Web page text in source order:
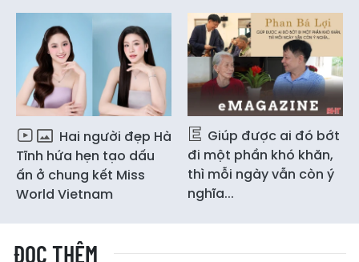
Hai người đẹp Hà
Tĩnh hứa hẹn tạo dấu
ấn ở chung kết Miss
World Vietnam
Giúp được ai đó bớt
đi một phần khó khăn,
thì mỗi ngày vẫn còn ý
nghĩa...
ĐỌC THÊM